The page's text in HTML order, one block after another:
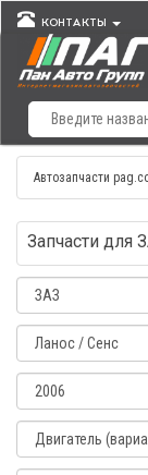
КОНТАКТЫ
Автозапчасти
Запчасти для